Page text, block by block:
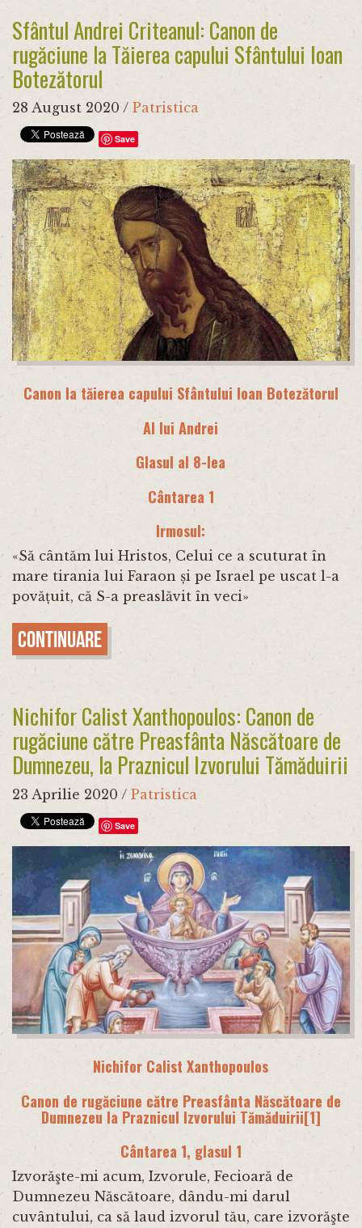
Sfântul Andrei Criteanul: Canon de
rugăciune la Tăierea capului Sfântului Ioan
Botezătorul
28 August 2020 / Patristica
Save
Canon la tăierea capului Sfântului Ioan Botezătorul
Al lui Andrei
Glasul al 8-lea
Cântarea 1
Irmosul:
«Să cântăm lui Hristos, Celui ce a scuturat în
mare tirania lui Faraon și pe Israel pe uscat l-a
povățuit, că S-a preaslăvit în veci»
Continuare
Nichifor Calist Xanthopoulos: Canon de
rugăciune către Preasfânta Născătoare de
Dumnezeu, la Praznicul Izvorului Tămăduirii
23 Aprilie 2020 / Patristica
Save
Nichifor Calist Xanthopoulos
Canon de rugăciune către Preasfânta Născătoare de
Dumnezeu la Praznicul Izvorului Tămăduirii[1]
Cântarea 1, glasul 1
Izvorăşte-mi acum, Izvorule, Fecioară de
Dumnezeu Născă­toare, dându-mi darul
cuvântu­lui, ca să laud izvorul tău, care izvorăşte